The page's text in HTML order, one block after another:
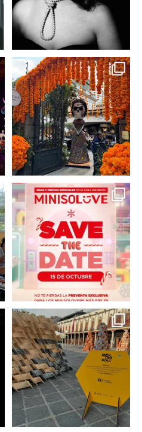
No te pierdas la exhibición
de @menchaca.studio...
2 0
La temporada navideña
llegó a @minisomexico...
2 0
Este fin de semana no te
pierdas @mextropoli, el...
2 0